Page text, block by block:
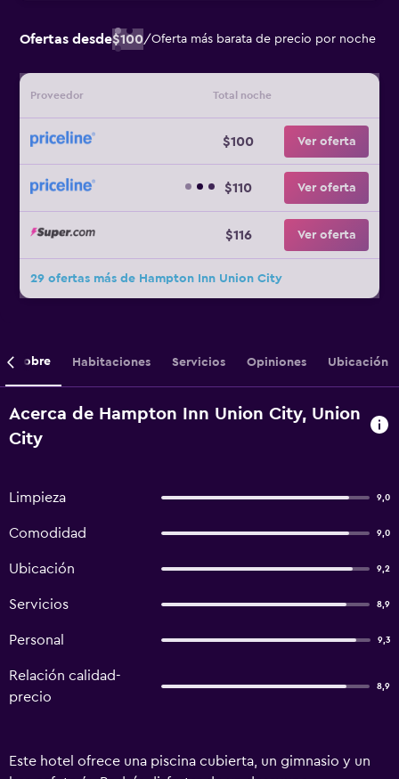
Ofertas desde$100/Oferta más barata de precio por noche
Proveedor Total noche
$100 Ver oferta
$110 Ver oferta
$116 Ver oferta
29 ofertas más de Hampton Inn Union City
Sobre Habitaciones Servicios Opiniones Ubicación
Acerca de Hampton Inn Union City, Union
City
Limpieza 9,0
Comodidad 9,0
Ubicación 9,2
Servicios 8,9
Personal 9,3
Relación calidad-
precio
8,9
Este hotel ofrece una piscina cubierta, un gimnasio y un